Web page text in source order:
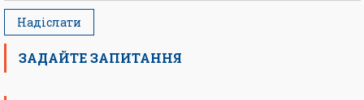
ЗАДАЙТЕ ЗАПИТАННЯ